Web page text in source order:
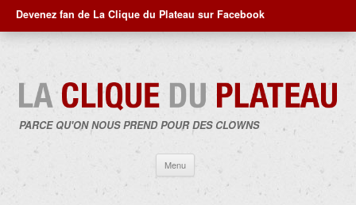
Devenez fan de La Clique du Plateau sur Facebook
PARCE QU'ON NOUS PREND POUR DES CLOWNS
Menu
contenu